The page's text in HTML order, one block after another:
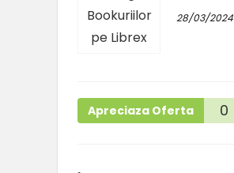
28/03/2024
Apreciaza Oferta 0